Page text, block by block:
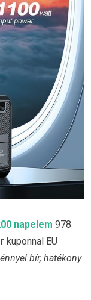
napelem 978
kuponnal EU
bír, hatékony